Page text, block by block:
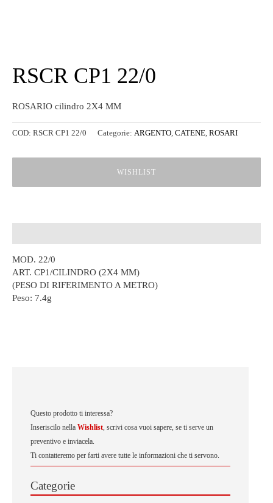
Questo prodotto ti interessa?
Inseriscilo nella Wishlist, scrivi cosa vuoi sapere, se ti serve un
preventivo e inviacela.
Ti contatteremo per farti avere tutte le informazioni che ti servono.
Categorie
RSCR CP1 22/0
ROSARIO cilindro 2X4 MM
COD: RSCR CP1 22/0 Categorie: ARGENTO, CATENE, ROSARI
WISHLIST
MOD. 22/0
ART. CP1/CILINDRO (2X4 MM)
(PESO DI RIFERIMENTO A METRO)
Peso: 7.4g